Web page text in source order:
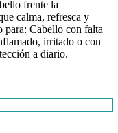
frente la
calma, refresca y
para: Cabello con falta
irritado o con
a diario.